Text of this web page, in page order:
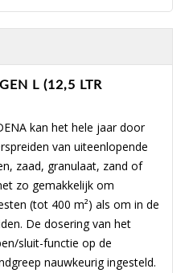
L (12,5 LTR
kan het hele jaar door
van uiteenlopende
zaad, granulaat, zand of
zo gemakkelijk om
(tot 400 m²) als om in de
De dosering van het
sluit-functie op de
nauwkeurig ingesteld.